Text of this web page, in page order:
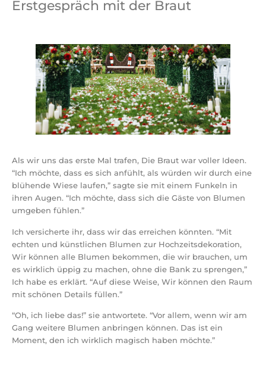
Erstgespräch mit der Braut
Als wir uns das erste Mal trafen, Die Braut war voller Ideen.
“Ich möchte, dass es sich anfühlt, als würden wir durch eine
blühende Wiese laufen,” sagte sie mit einem Funkeln in
ihren Augen. “Ich möchte, dass sich die Gäste von Blumen
umgeben fühlen.”
Ich versicherte ihr, dass wir das erreichen könnten. “Mit
echten und künstlichen Blumen zur Hochzeitsdekoration,
Wir können alle Blumen bekommen, die wir brauchen, um
es wirklich üppig zu machen, ohne die Bank zu sprengen,”
Ich habe es erklärt. “Auf diese Weise, Wir können den Raum
mit schönen Details füllen.”
“Oh, ich liebe das!” sie antwortete. “Vor allem, wenn wir am
Gang weitere Blumen anbringen können. Das ist ein
Moment, den ich wirklich magisch haben möchte.”